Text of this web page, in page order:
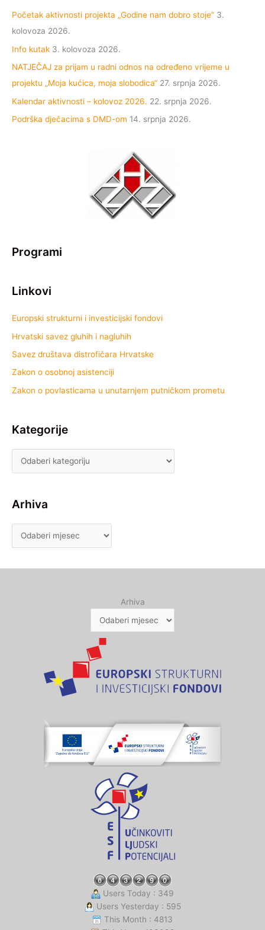
Početak aktivnosti projekta „Godine nam dobro stoje“ 3.
kolovoza 2026.
Info kutak 3. kolovoza 2026.
NATJEČAJ za prijam u radni odnos na određeno vrijeme u
projektu „Moja kućica, moja slobodica“ 27. srpnja 2026.
Kalendar aktivnosti – kolovoz 2026. 22. srpnja 2026.
Podrška dječacima s DMD-om 14. srpnja 2026.
Programi
Linkovi
Europski strukturni i investicijski fondovi
Hrvatski savez gluhih i nagluhih
Savez društava distrofičara Hrvatske
Zakon o osobnoj asistenciji
Zakon o povlasticama u unutarnjem putničkom prometu
Kategorije
Arhiva
Arhiva
Users Today : 349
Users Yesterday : 595
This Month : 4813